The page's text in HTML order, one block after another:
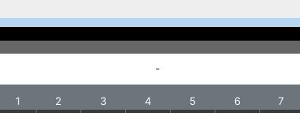
-
1 2 3 4 5 6 7